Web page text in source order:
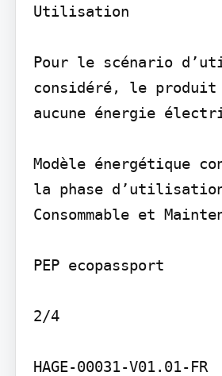
Utilisation
Pour le scénario
considéré, le produit
aucune énergie
Modèle énergétique
la phase
Consommable et
PEP ecopassport
2/4
HAGE-00031-V01.01-FR